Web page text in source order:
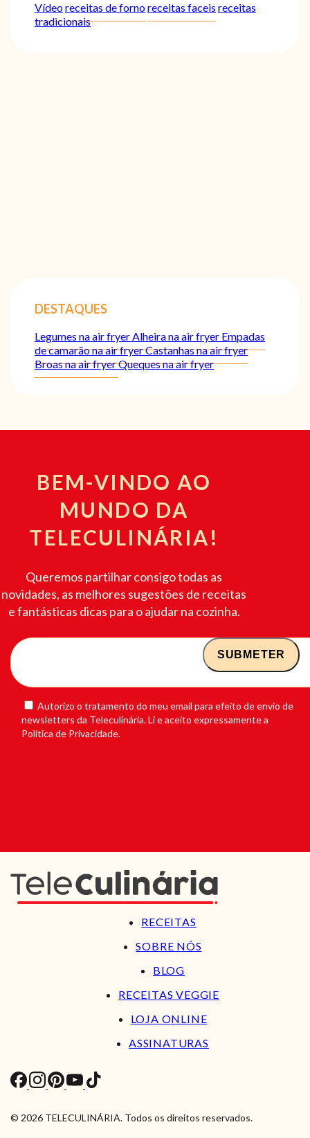
Vídeoreceitas de fornoreceitas faceis receitas
tradicionais
DESTAQUES
Legumes na air fryerAlheira na air fryer Empadas
de camarão na air fryerCastanhas na air fryer
Broas na air fryerQueques na air fryer
BEM-VINDO AO
MUNDO DA
TELECULINÁRIA!
Queremos partilhar consigo todas as
novidades, as melhores sugestões de receitas
e fantásticas dicas para o ajudar na cozinha.
Autorizo o tratamento do meu email para efeito de envio de
newsletters da Teleculinária. Li e aceito expressamente a
Política de Privacidade.
RECEITAS
SOBRE NÓS
BLOG
RECEITAS VEGGIE
LOJA ONLINE
ASSINATURAS
© 2026 TELECULINÁRIA. Todos os direitos reservados.